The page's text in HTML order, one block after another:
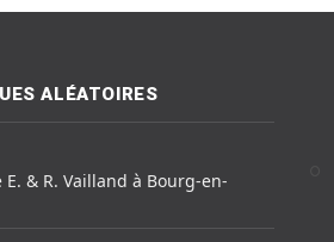
ALÉATOIRES
& R. Vailland à Bourg-en-